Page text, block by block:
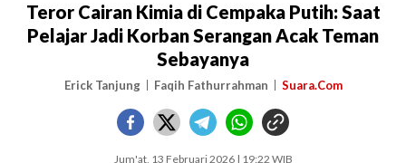
Teror Cairan Kimia di Cempaka Putih: Saat
Pelajar Jadi Korban Serangan Acak Teman
Sebayanya
Erick Tanjung Faqih Fathurrahman Suara.Com
Jum'at, 13 Februari 2026 | 19:22 WIB